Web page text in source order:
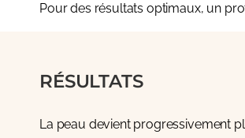
Pour des résultats optimaux, un
RÉSULTATS
La peau devient progressivement